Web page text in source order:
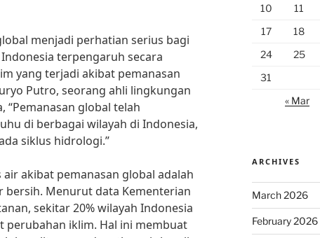
menjadi perhatian serius bagi
terpengaruh secara
yang terjadi akibat pemanasan
Putro, seorang ahli lingkungan
“Pemanasan global telah
di berbagai wilayah di Indonesia,
siklus hidrologi.”
akibat pemanasan global adalah
bersih. Menurut data Kementerian
sekitar 20% wilayah Indonesia
perubahan iklim. Hal ini membuat
10
11
17
18
24
25
31
« Mar
ARCHIVES
March 2026
February 2026